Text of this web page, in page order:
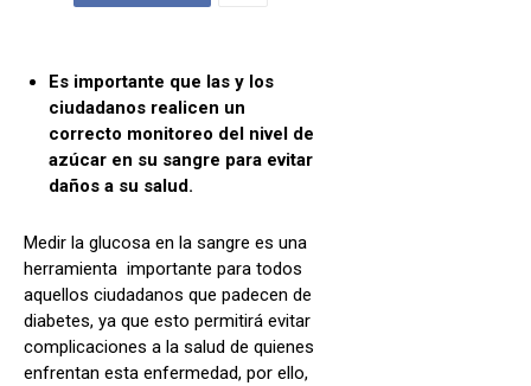
Es importante que las y los
ciudadanos realicen un
correcto monitoreo del nivel de
azúcar en su sangre para evitar
daños a su salud.
Medir la glucosa en la sangre es una
herramienta importante para todos
aquellos ciudadanos que padecen de
diabetes, ya que esto permitirá evitar
complicaciones a la salud de quienes
enfrentan esta enfermedad, por ello,